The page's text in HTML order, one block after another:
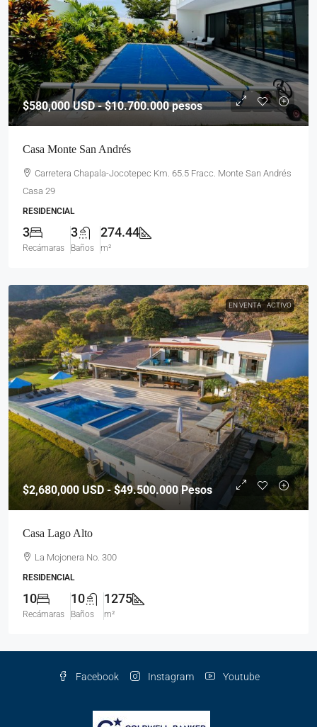
$580,000USD - $10.700.000 pesos
Casa Monte San Andrés
Carretera Chapala-Jocotepec Km. 65.5 Fracc. Monte San Andrés
Casa 29
RESIDENCIAL
3
Recámaras
3
Baños
274.44
m²
EN VENTA ACTIVO
$2,680,000 USD - $49.500.000 Pesos
Casa Lago Alto
La Mojonera No. 300
RESIDENCIAL
10
Recámaras
10
Baños
1275
m²
Facebook Instagram Youtube